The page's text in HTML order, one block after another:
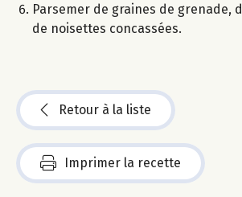
Parsemer de graines de grenade,
de noisettes concassées.
Retour à la liste
Imprimer la recette